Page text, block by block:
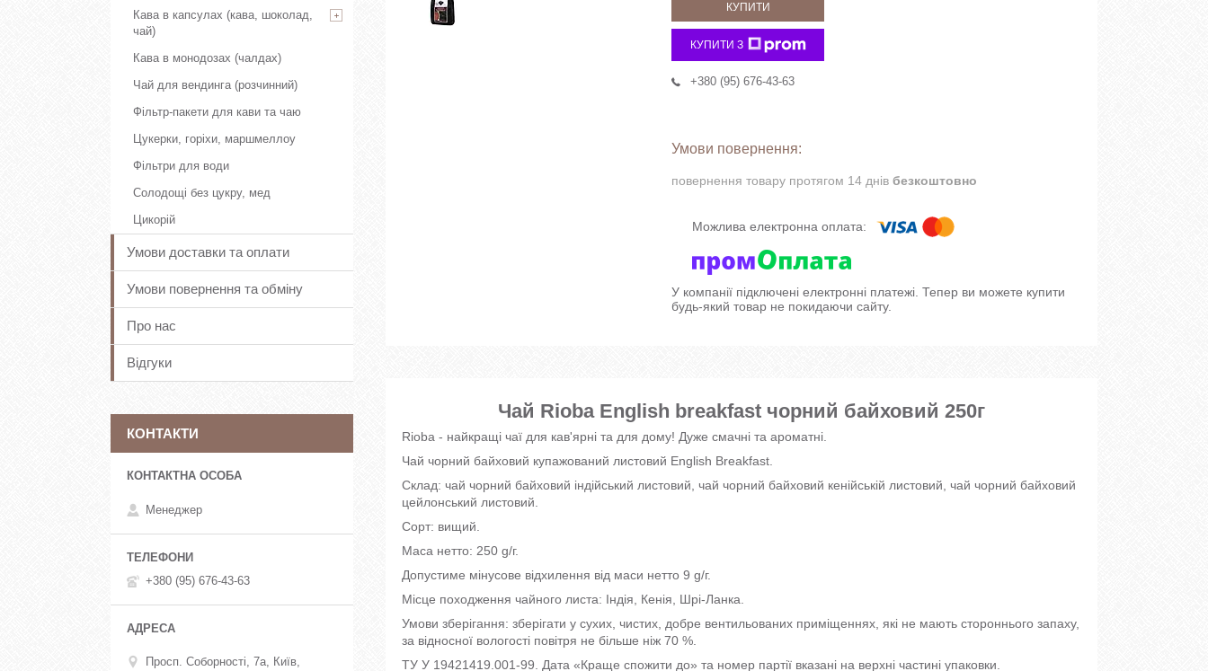
КУПИТИ
КУПИТИ З
+380 (95) 676-43-63
повернення товару протягом 14 днів безкоштовно
У компанії підключені електронні платежі. Тепер ви можете купити
будь-який товар не покидаючи сайту.
Чай Rioba English breakfast чорний байховий 250г
Rioba - найкращі чаї для кав'ярні та для дому! Дуже смачні та ароматні.
Чай чорний байховий купажований листовий English Breakfast.
Склад: чай чорний байховий індійський листовий, чай чорний байховий кенійській листовий, чай чорний байховий
цейлонський листовий.
Сорт: вищий.
Маса нетто: 250 g/г.
Допустиме мінусове відхилення від маси нетто 9 g/г.
Місце походження чайного листа: Індія, Кенія, Шрі-Ланка.
Умови зберігання: зберігати у сухих, чистих, добре вентильованих приміщеннях, які не мають стороннього запаху,
за відносної вологості повітря не більше ніж 70 %.
ТУ У 19421419.001-99. Дата «Краще спожити до» та номер партії вказані на верхні частині упаковки.
Кава в капсулах (кава, шоколад,
чай)
Кава в монодозах (чалдах)
Чай для вендинга (розчинний)
Фільтр-пакети для кави та чаю
Цукерки, горіхи, маршмеллоу
Фільтри для води
Солодощі без цукру, мед
Цикорій
Умови доставки та оплати
Умови повернення та обміну
Про нас
Відгуки
КОНТАКТИ
Менеджер
+380 (95) 676-43-63
Просп. Соборності, 7а, Київ,